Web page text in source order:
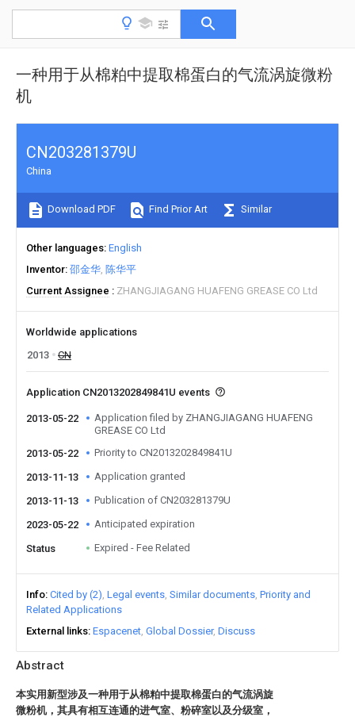
一种用于从棉粕中提取棉蛋白的气流涡旋微粉
机
Abstract
本实用新型涉及一种用于从棉粕中提取棉蛋白的气流涡旋
微粉机，其具有相互连通的进气室、粉碎室以及分级室，
CN203281379U
China
Download PDF Find Prior Art Similar
Other languages English
Inventor 邵金华 陈华平
Current Assignee
ZHANGJIAGANG HUAFENG GREASE CO Ltd
Worldwide applications
2013
CN
Application CN2013202849841U events
2013-05-22
Application filed by ZHANGJIAGANG HUAFENG
GREASE CO Ltd
2013-05-22
Priority to CN2013202849841U
2013-11-13 Application granted
2013-11-13 Publication of CN203281379U
2023-05-22 Anticipated expiration
Status Expired - Fee Related
Info Cited by (2) Legal events Similar documents Priority and
Related Applications
External links Espacenet Global Dossier Discuss